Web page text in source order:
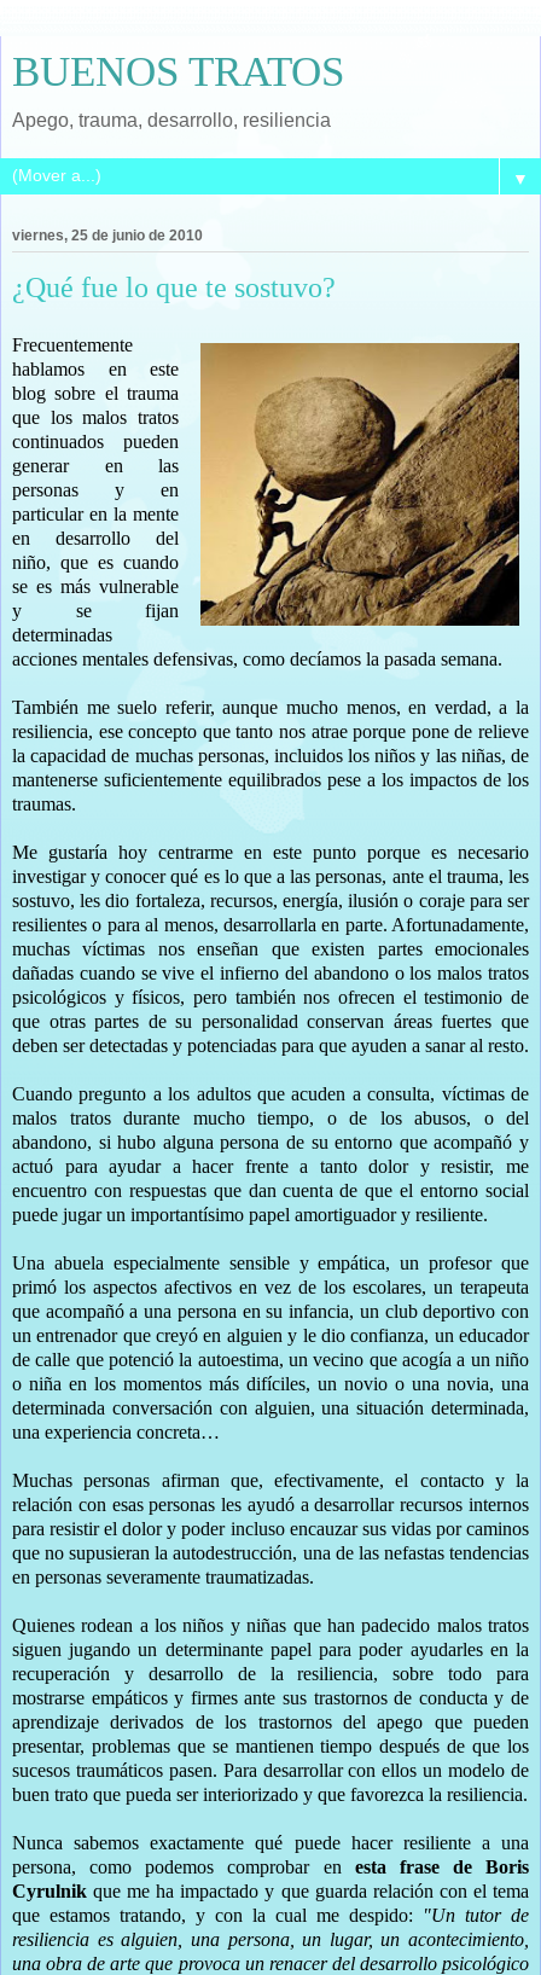
BUENOS TRATOS
Apego, trauma, desarrollo, resiliencia
▼
viernes, 25 de junio de 2010
¿Qué fue lo que te sostuvo?
Frecuentemente
hablamos en este
blog sobre el trauma
que los malos tratos
continuados pueden
generar en las
personas y en
particular en la mente
en desarrollo del
niño, que es cuando
se es más vulnerable
y se fijan
determinadas
acciones mentales defensivas, como decíamos la pasada semana.
También me suelo referir, aunque mucho menos, en verdad, a la
resiliencia, ese concepto que tanto nos atrae porque pone de relieve
la capacidad de muchas personas, incluidos los niños y las niñas, de
mantenerse suficientemente equilibrados pese a los impactos de los
traumas.
Me gustaría hoy centrarme en este punto porque es necesario
investigar y conocer qué es lo que a las personas, ante el trauma, les
sostuvo, les dio fortaleza, recursos, energía, ilusión o coraje para ser
resilientes o para al menos, desarrollarla en parte. Afortunadamente,
muchas víctimas nos enseñan que existen partes emocionales
dañadas cuando se vive el infierno del abandono o los malos tratos
psicológicos y físicos, pero también nos ofrecen el testimonio de
que otras partes de su personalidad conservan áreas fuertes que
deben ser detectadas y potenciadas para que ayuden a sanar al resto.
Cuando pregunto a los adultos que acuden a consulta, víctimas de
malos tratos durante mucho tiempo, o de los abusos, o del
abandono, si hubo alguna persona de su entorno que acompañó y
actuó para ayudar a hacer frente a tanto dolor y resistir, me
encuentro con respuestas que dan cuenta de que el entorno social
puede jugar un importantísimo papel amortiguador y resiliente.
Una abuela especialmente sensible y empática, un profesor que
primó los aspectos afectivos en vez de los escolares, un terapeuta
que acompañó a una persona en su infancia, un club deportivo con
un entrenador que creyó en alguien y le dio confianza, un educador
de calle que potenció la autoestima, un vecino que acogía a un niño
o niña en los momentos más difíciles, un novio o una novia, una
determinada conversación con alguien, una situación determinada,
una experiencia concreta…
Muchas personas afirman que, efectivamente, el contacto y la
relación con esas personas les ayudó a desarrollar recursos internos
para resistir el dolor y poder incluso encauzar sus vidas por caminos
que no supusieran la autodestrucción, una de las nefastas tendencias
en personas severamente traumatizadas.
Quienes rodean a los niños y niñas que han padecido malos tratos
siguen jugando un determinante papel para poder ayudarles en la
recuperación y desarrollo de la resiliencia, sobre todo para
mostrarse empáticos y firmes ante sus trastornos de conducta y de
aprendizaje derivados de los trastornos del apego que pueden
presentar, problemas que se mantienen tiempo después de que los
sucesos traumáticos pasen. Para desarrollar con ellos un modelo de
buen trato que pueda ser interiorizado y que favorezca la resiliencia.
Nunca sabemos exactamente qué puede hacer resiliente a una
persona, como podemos comprobar en esta frase de Boris
Cyrulnik que me ha impactado y que guarda relación con el tema
que estamos tratando, y con la cual me despido:
"Un tutor de
resiliencia es alguien, una persona, un lugar, un acontecimiento,
una obra de arte que provoca un renacer del desarrollo psicológico